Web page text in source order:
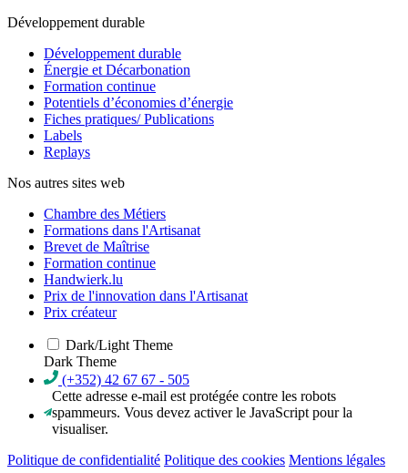
Développement durable
Développement durable
Énergie et Décarbonation
Formation continue
Potentiels d’économies d’énergie
Fiches pratiques/ Publications
Labels
Replays
Nos autres sites web
Chambre des Métiers
Formations dans l'Artisanat
Brevet de Maîtrise
Formation continue
Handwierk.lu
Prix de l'innovation dans l'Artisanat
Prix créateur
Dark/Light Theme
Dark Theme
(+352) 42 67 67 - 505
Cette adresse e-mail est protégée contre les robots
spammeurs. Vous devez activer le JavaScript pour la
visualiser.
Politique de confidentialité Politique des cookies Mentions légales